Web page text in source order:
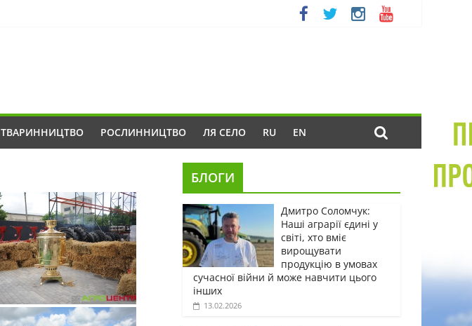
ТВАРИННИЦТВО РОСЛИННИЦТВО ЛЯ СЕЛО RU EN
БЛОГИ
Дмитро Соломчук:
Наші аграрії єдині у
світі, хто вміє
вирощувати
продукцію в умовах
сучасної війни й може навчити цього
інших
13.02.2026